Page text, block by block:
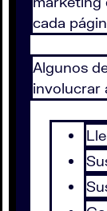
cada
Algunos
involucrar